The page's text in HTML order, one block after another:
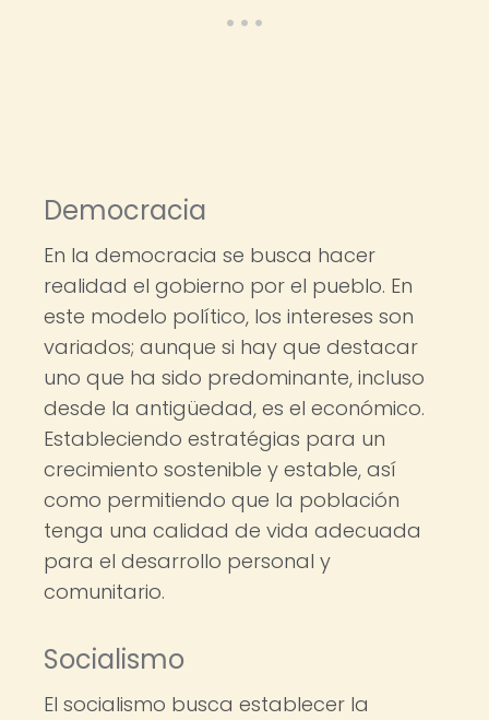
Democracia
En la democracia se busca hacer
realidad el gobierno por el pueblo. En
este modelo político, los intereses son
variados; aunque si hay que destacar
uno que ha sido predominante, incluso
desde la antigüedad, es el económico.
Estableciendo estratégias para un
crecimiento sostenible y estable, así
como permitiendo que la población
tenga una calidad de vida adecuada
para el desarrollo personal y
comunitario.
Socialismo
El socialismo busca establecer la